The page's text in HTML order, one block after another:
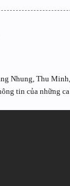
Nhung, Thu
tin của những